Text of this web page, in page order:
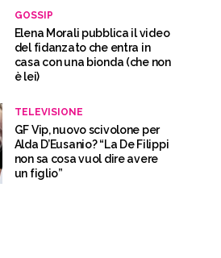
GOSSIP
Elena Morali pubblica il video
del fidanzato che entra in
casa con una bionda (che non
è lei)
TELEVISIONE
GF Vip, nuovo scivolone per
Alda D’Eusanio? “La De Filippi
non sa cosa vuol dire avere
un figlio”